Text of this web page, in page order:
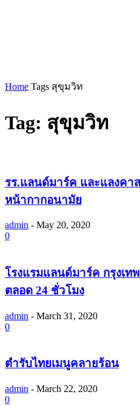
Home Tags สุขุมวิท
Tag: สุขุมวิท
รร.แลนด์มาร์ค และแลงคา
หน้ากากอนามัย
admin - May 20, 2020
0
โรงแรมแลนด์มาร์ค กรุงเท
ตลอด 24 ชั่วโมง
admin - March 31, 2020
0
ตำรับไทยเมนูคลายร้อน
admin - March 22, 2020
0